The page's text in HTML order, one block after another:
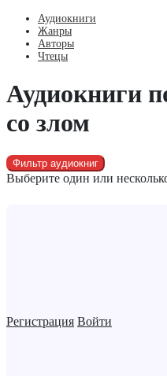
Регистрация Войти
Аудиокниги
Жанры
Авторы
Чтецы
Аудиокниги
со злом
Фильтр аудиокниг
Выберите один или